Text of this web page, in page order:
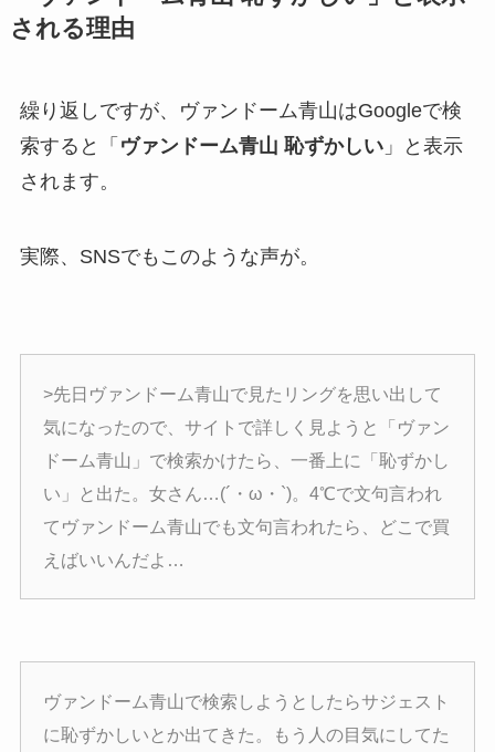
される理由
繰り返しですが、ヴァンドーム青山はGoogleで検
索すると「 ヴァンドーム青山 恥ずかしい」と表示
されます。
実際、SNSでもこのような声が。
>先日ヴァンドーム青山で見たリングを思い出して
気になったので、サイトで詳しく見ようと「ヴァン
ドーム青山」で検索かけたら、一番上に「恥ずかし
い」と出た。女さん…(´・ω・`)。4℃で文句言われ
てヴァンドーム青山でも文句言われたら、どこで買
えばいいんだよ…
ヴァンドーム青山で検索しようとしたらサジェスト
に恥ずかしいとか出てきた。もう人の目気にしてた